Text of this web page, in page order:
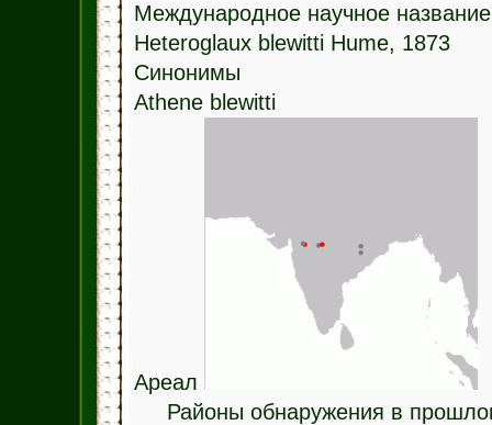
Международное научное название
Heteroglaux blewitti Hume, 1873
Синонимы
Athene blewitti
Ареал
Районы обнаружения в